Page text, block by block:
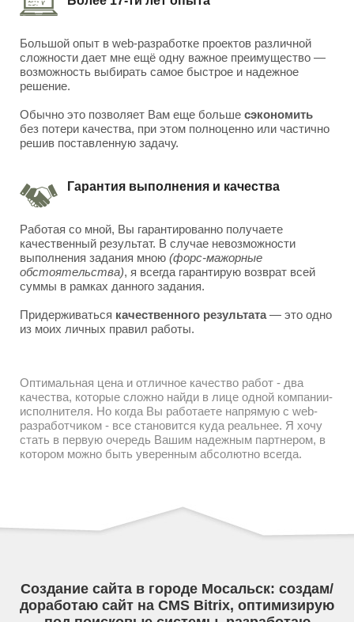
Большой опыт в web-разработке проектов различной
сложности дает мне ещё одну важное преимущество —
возможность выбирать самое быстрое и надежное
решение.
Обычно это позволяет Вам еще больше сэкономить
без потери качества, при этом полноценно или частично
решив поставленную задачу.
Гарантия выполнения и качества
Работая со мной, Вы гарантированно получаете
качественный результат. В случае невозможности
выполнения задания мною (форс-мажорные
обстоятельства), я всегда гарантирую возврат всей
суммы в рамках данного задания.
Придерживаться качественного результата— это одно
из моих личных правил работы.
Оптимальная цена и отличное качество работ - два
качества, которые сложно найди в лице одной компании-
исполнителя. Но когда Вы работаете напрямую с web-
разработчиком - все становится куда реальнее. Я хочу
стать в первую очередь Вашим надежным партнером, в
котором можно быть уверенным абсолютно всегда.
Создание сайта в городе Мосальск: создам/
доработаю сайт на CMS Bitrix, оптимизирую